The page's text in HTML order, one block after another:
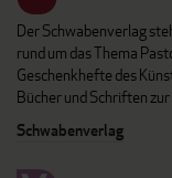
Der Schwabenverlag
rund um das Thema
Geschenkhefte des
Bücher und Schriften
Schwabenverlag